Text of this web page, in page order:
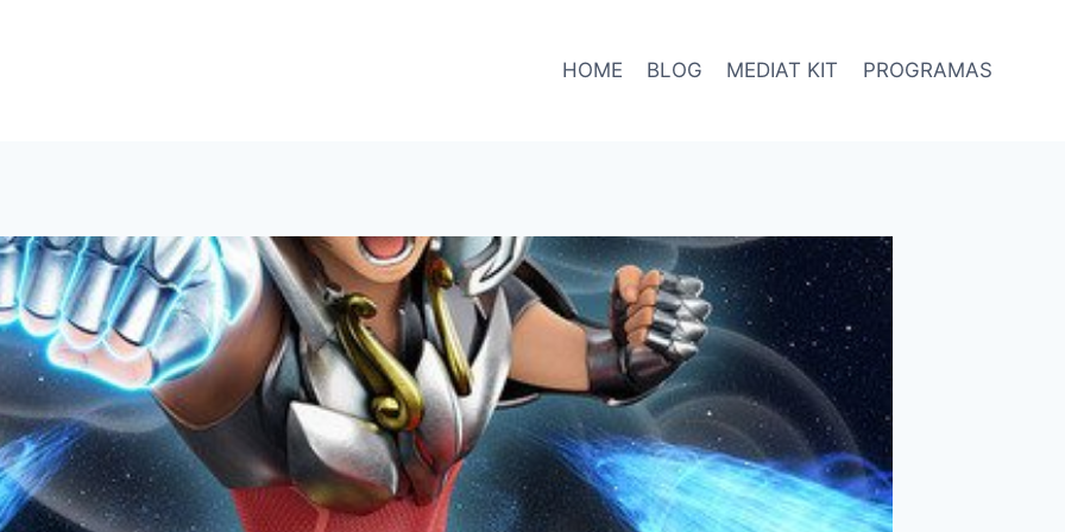
HOME BLOG MEDIAT KIT PROGRAMAS